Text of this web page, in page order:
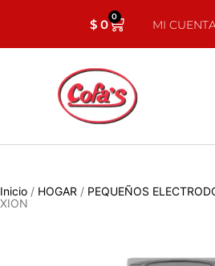
$0 0
MI
Inicio / HOGAR / PEQUEÑOS
XION